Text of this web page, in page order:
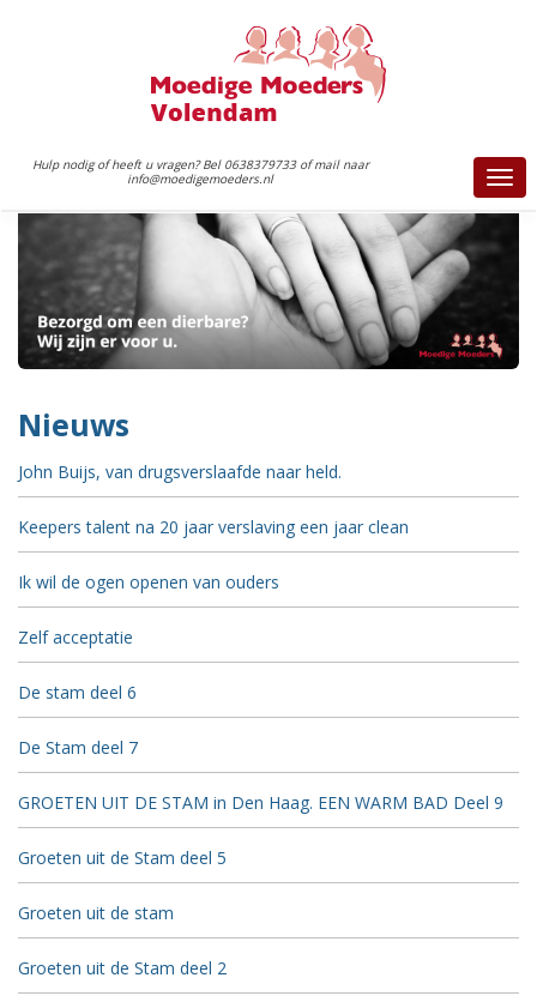
Hulp nodig of heeft u vragen? Bel 0638379733 of mail naar
info@moedigemoeders.nl
Nieuws
John Buijs, van drugsverslaafde naar held.
Keepers talent na 20 jaar verslaving een jaar clean
Ik wil de ogen openen van ouders
Zelf acceptatie
De stam deel 6
De Stam deel 7
GROETEN UIT DE STAM in Den Haag. EEN WARM BAD Deel 9
Groeten uit de Stam deel 5
Groeten uit de stam
Groeten uit de Stam deel 2